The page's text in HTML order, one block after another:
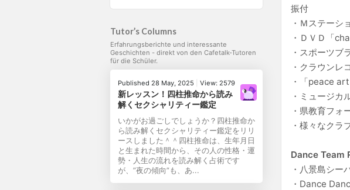
Tutor’s Columns
Erfahrungsberichte und interessante
Geschichten - direkt von den Cafetalk-Tutoren
für die Schüler.
Published 28 May, 2025 View: 2579
新レッスン！四柱推命から読み
解くセクシャリティー鑑定
いかがお過ごしでしょうか？四柱推命か
ら読み解くセクシャリティー鑑定をリリ
ースしました＾＾四柱推命は、生年月日
と生まれた時間から、その人の性格・運
勢・人生の流れを読み解く占術です
が、”夜の傾向”も、あ...
振付
・Ｍステーシ
・ＤＶＤ「
・スポーツブ
・クラウンレ
・「peace
・ミュージカ
・県教育フォ
・様々なクラ
Dance Team
・八景島シー
・Dance